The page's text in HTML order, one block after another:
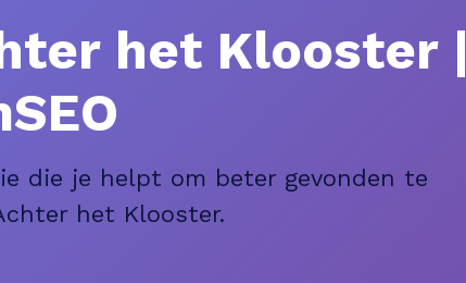
het Klooster |
die je helpt om beter gevonden te
het Klooster.